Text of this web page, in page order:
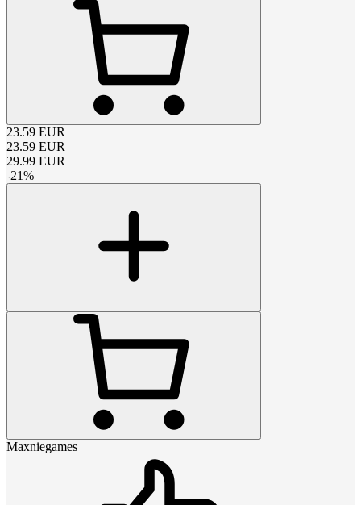
23.59 EUR
23.59 EUR
29.99 EUR
-21%
Maxniegames